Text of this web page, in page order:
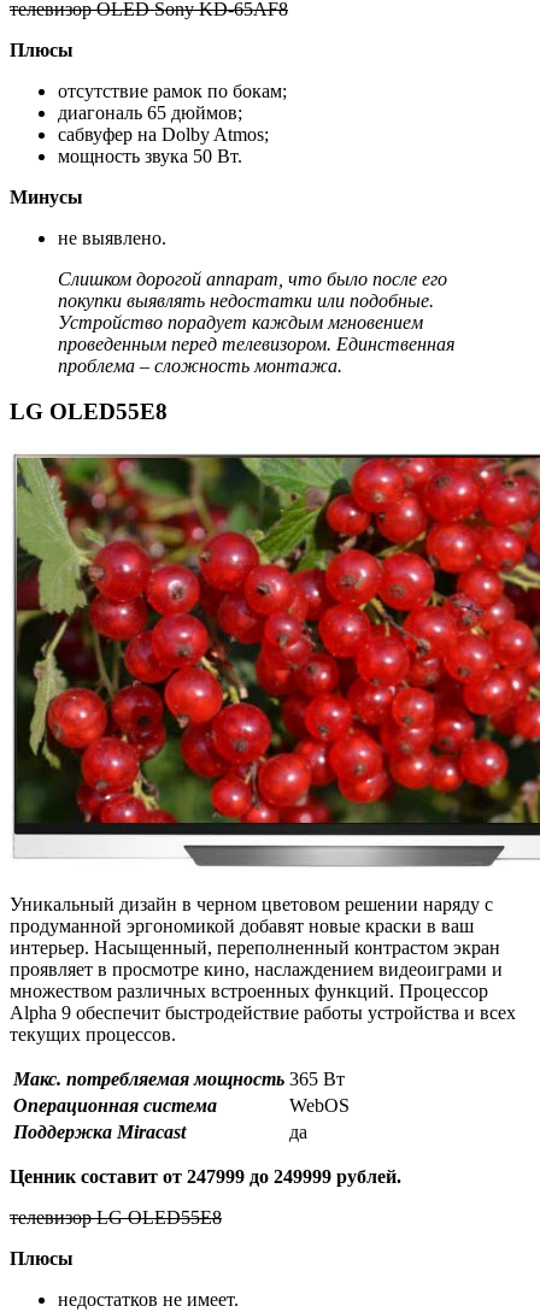
телевизор OLED Sony KD-65AF8
Плюсы
отсутствие рамок по бокам;
диагональ 65 дюймов;
сабвуфер на Dolby Atmos;
мощность звука 50 Вт.
Минусы
не выявлено.
Слишком дорогой аппарат, что было после его
покупки выявлять недостатки или подобные.
Устройство порадует каждым мгновением
проведенным перед телевизором. Единственная
проблема – сложность монтажа.
LG OLED55E8
Уникальный дизайн в черном цветовом решении наряду с
продуманной эргономикой добавят новые краски в ваш
интерьер. Насыщенный, переполненный контрастом экран
проявляет в просмотре кино, наслаждением видеоиграми и
множеством различных встроенных функций. Процессор
Alpha 9 обеспечит быстродействие работы устройства и всех
текущих процессов.
Макс. потребляемая мощность 365 Вт
Операционная система
WebOS
Поддержка Miracast
да
Ценник составит от 247999 до 249999 рублей.
телевизор LG OLED55E8
Плюсы
недостатков не имеет.